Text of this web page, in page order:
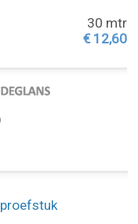
30 mtr
€ 12,60
proefstuk